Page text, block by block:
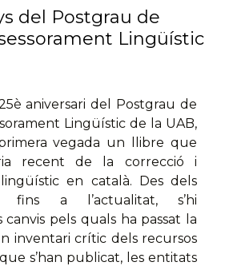
del Postgrau de
Lingüístic
aniversari del Postgrau de
Lingüístic de la UAB,
vegada un llibre que
recent de la correcció i
lingüístic en català. Des dels
fins a l’actualitat, s’hi
canvis pels quals ha passat la
inventari crític dels recursos
s’han publicat, les entitats